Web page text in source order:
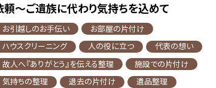
頼～ご遺族に代わり気持ちを込めて
お引越しのお手伝い
お部屋の片付け
ハウスクリーニング
人の役に立つ
代表の想い
故人へ『ありがとう』を伝える整理
施設での片付け
気持ちの整理
退去の片付け
遺品整理